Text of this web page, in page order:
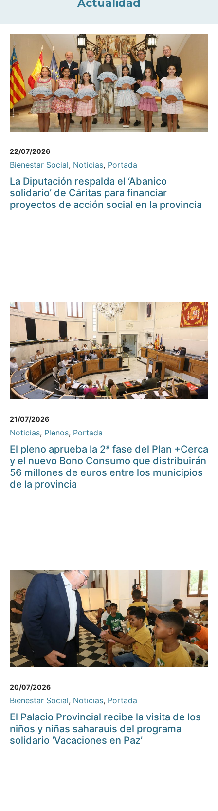
Actualidad
22/07/2026
Bienestar Social, Noticias, Portada
La Diputación respalda el ‘Abanico
solidario’ de Cáritas para financiar
proyectos de acción social en la provincia
21/07/2026
Noticias, Plenos, Portada
El pleno aprueba la 2ª fase del Plan +Cerca
y el nuevo Bono Consumo que distribuirán
56 millones de euros entre los municipios
de la provincia
20/07/2026
Bienestar Social, Noticias, Portada
El Palacio Provincial recibe la visita de los
niños y niñas saharauis del programa
solidario ‘Vacaciones en Paz’